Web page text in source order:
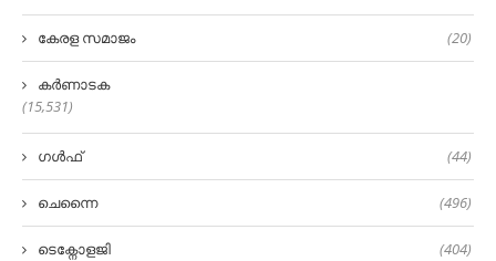
കേരള സമാജം (20)
കർണാടക
(15,531)
ഗൾഫ് (44)
ചെന്നൈ (496)
ടെക്നോളജി (404)